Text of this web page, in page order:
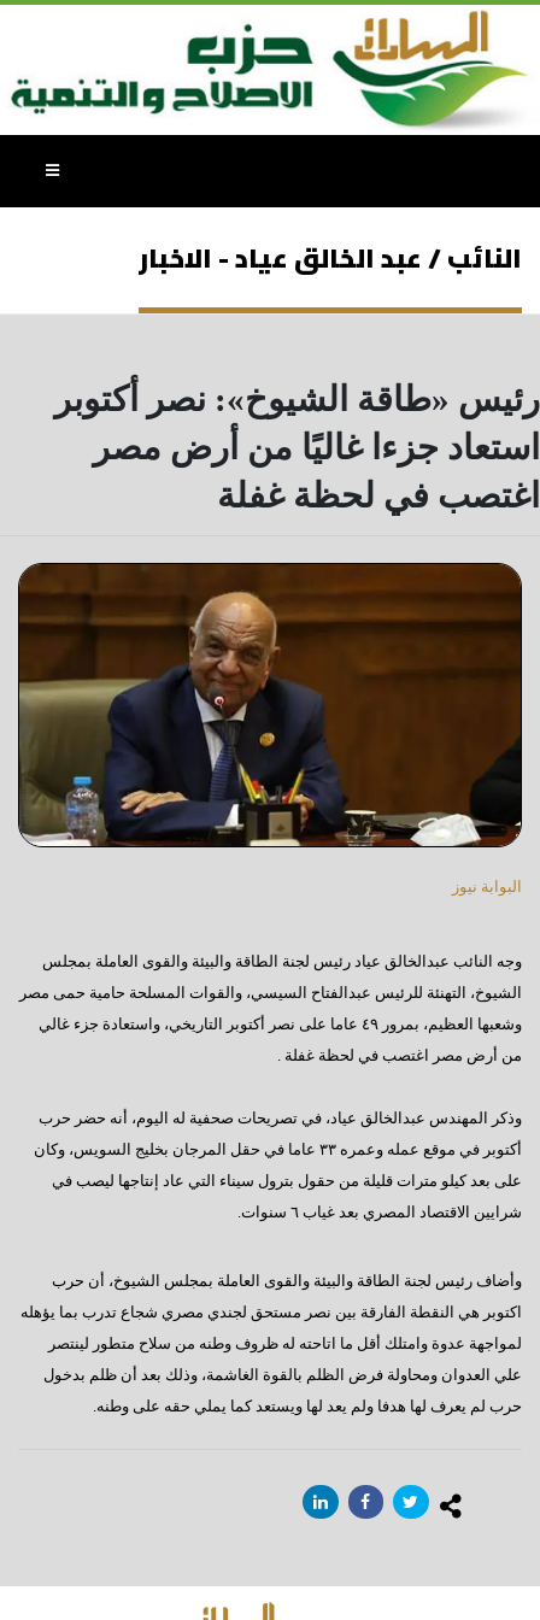
النائب / عبد الخالق عياد - الاخبار
رئيس «طاقة الشيوخ»: نصر أكتوبر
استعاد جزءا غاليًا من أرض مصر
اغتصب في لحظة غفلة
البوابة نيوز
وجه النائب عبدالخالق عياد رئيس لجنة الطاقة والبيئة والقوى العاملة بمجلس
الشيوخ، التهنئة للرئيس عبدالفتاح السيسي، والقوات المسلحة حامية حمى مصر
وشعبها العظيم، بمرور ٤٩ عاما على نصر أكتوبر التاريخي، واستعادة جزء غالي
من أرض مصر اغتصب في لحظة غفلة .
وذكر المهندس عبدالخالق عياد، في تصريحات صحفية له اليوم، أنه حضر حرب
أكتوبر في موقع عمله وعمره ٣٣ عاما في حقل المرجان بخليج السويس، وكان
على بعد كيلو مترات قليلة من حقول بترول سيناء التي عاد إنتاجها ليصب في
شرايين الاقتصاد المصري بعد غياب ٦ سنوات.
وأضاف رئيس لجنة الطاقة والبيئة والقوى العاملة بمجلس الشيوخ، أن حرب
اكتوبر هي النقطة الفارقة بين نصر مستحق لجندي مصري شجاع تدرب بما يؤهله
لمواجهة عدوة وامتلك أقل ما اتاحته له ظروف وطنه من سلاح متطور لينتصر
علي العدوان ومحاولة فرض الظلم بالقوة الغاشمة، وذلك بعد أن ظلم بدخول
حرب لم يعرف لها هدفا ولم يعد لها ويستعد كما يملي حقه على وطنه.